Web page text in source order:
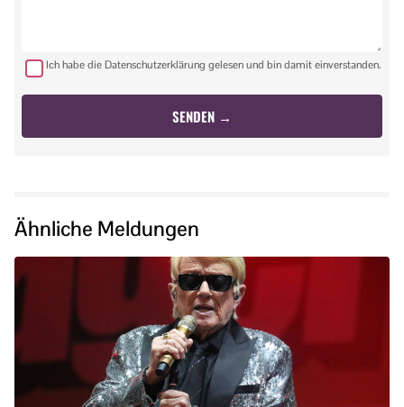
Ich habe die Datenschutzerklärung gelesen und bin damit einverstanden.
Ähnliche Meldungen